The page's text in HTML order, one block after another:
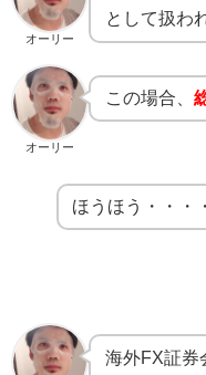
オーリー
として扱わ
オーリー
この場合、
ほうほう・・・
海外FX証券